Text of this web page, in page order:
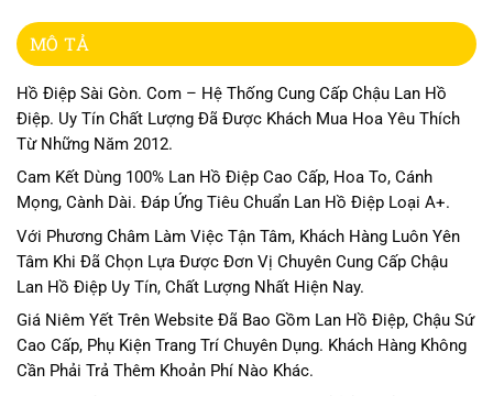
MÔ TẢ
Hồ Điệp Sài Gòn. Com – Hệ Thống Cung Cấp Chậu Lan Hồ
Điệp. Uy Tín Chất Lượng Đã Được Khách Mua Hoa Yêu Thích
Từ Những Năm 2012.
Cam Kết Dùng 100% Lan Hồ Điệp Cao Cấp, Hoa To, Cánh
Mọng, Cành Dài. Đáp Ứng Tiêu Chuẩn Lan Hồ Điệp Loại A+.
Với Phương Châm Làm Việc Tận Tâm, Khách Hàng Luôn Yên
Tâm Khi Đã Chọn Lựa Được Đơn Vị Chuyên Cung Cấp Chậu
Lan Hồ Điệp Uy Tín, Chất Lượng Nhất Hiện Nay.
Giá Niêm Yết Trên Website Đã Bao Gồm Lan Hồ Điệp, Chậu Sứ
Cao Cấp, Phụ Kiện Trang Trí Chuyên Dụng. Khách Hàng Không
Cần Phải Trả Thêm Khoản Phí Nào Khác.